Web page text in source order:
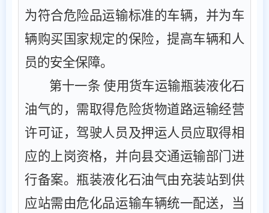
为符合危险品运输标准的车辆，并为车
辆购买国家规定的保险，提高车辆和人
员的安全保障。
第十一条 使用货车运输瓶装液化石
油气的，需取得危险货物道路运输经营
许可证，驾驶人员及押运人员应取得相
应的上岗资格，并向县交通运输部门进
行备案。瓶装液化石油气由充装站到供
应站需由危化品运输车辆统一配送，当